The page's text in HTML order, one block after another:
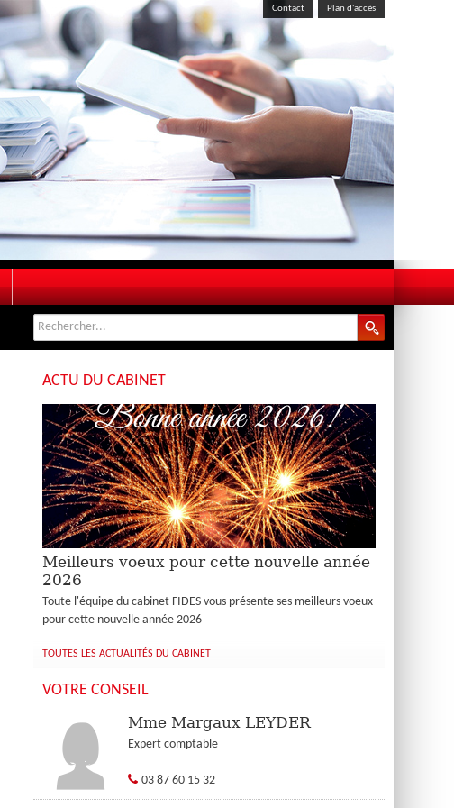
Contact Plan d'accès
ACTU DU CABINET
Meilleurs voeux pour cette nouvelle année
2026
Toute l'équipe du cabinet FIDES vous présente ses meilleurs voeux
pour cette nouvelle année 2026
TOUTES LES ACTUALITÉS DU CABINET
VOTRE CONSEIL
Mme Margaux LEYDER
Expert comptable
03 87 60 15 32